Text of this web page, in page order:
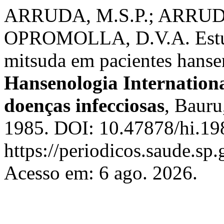
ARRUDA, M.S.P.;
OPROMOLLA, D.V.A.
mitsuda em pacientes
Hansenologia
doenças infecciosas,
1985. DOI: 10.47878/
https://
Acesso em: 6 ago. 2026.